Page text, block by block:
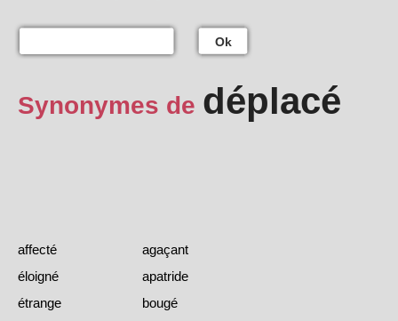
Ok
Synonymes de déplacé
affecté
agaçant
éloigné
apatride
étrange
bougé